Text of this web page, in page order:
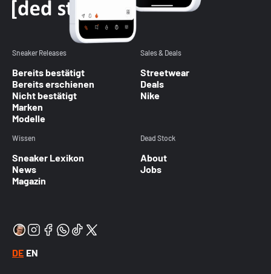
Sneaker Releases
Bereits bestätigt
Bereits erschienen
Nicht bestätigt
Marken
Modelle
Sales & Deals
Streetwear
Deals
Nike
Wissen
Sneaker Lexikon
News
Magazin
Dead Stock
About
Jobs
DE EN